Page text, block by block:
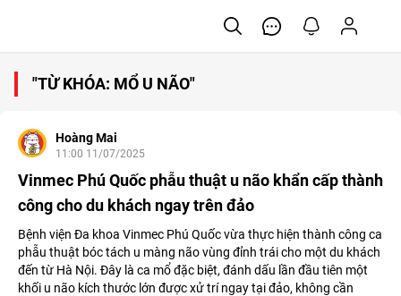
"TỪ KHÓA: MỔ U NÃO"
Hoàng Mai
11:00 11/07/2025
Vinmec Phú Quốc phẫu thuật u não khẩn cấp thành
công cho du khách ngay trên đảo
Bệnh viện Đa khoa Vinmec Phú Quốc vừa thực hiện thành công ca
phẫu thuật bóc tách u màng não vùng đỉnh trái cho một du khách
đến từ Hà Nội. Đây là ca mổ đặc biệt, đánh dấu lần đầu tiên một
khối u não kích thước lớn được xử trí ngay tại đảo, không cần